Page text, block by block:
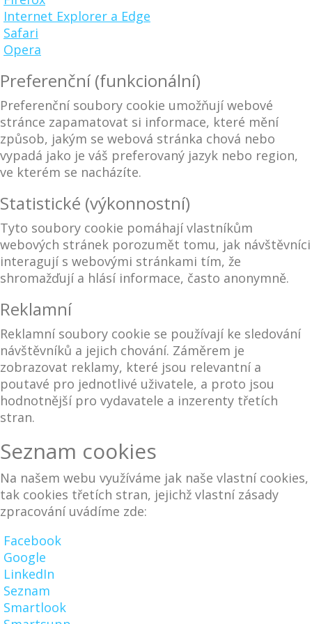
Internet Explorer a Edge
Safari
Opera
Preferenční (funkcionální)
Preferenční soubory cookie umožňují webové
stránce zapamatovat si informace, které mění
způsob, jakým se webová stránka chová nebo
vypadá jako je váš preferovaný jazyk nebo region,
ve kterém se nacházíte.
Statistické (výkonnostní)
Tyto soubory cookie pomáhají vlastníkům
webových stránek porozumět tomu, jak návštěvníci
interagují s webovými stránkami tím, že
shromažďují a hlásí informace, často anonymně.
Reklamní
Reklamní soubory cookie se používají ke sledování
návštěvníků a jejich chování. Záměrem je
zobrazovat reklamy, které jsou relevantní a
poutavé pro jednotlivé uživatele, a proto jsou
hodnotnější pro vydavatele a inzerenty třetích
stran.
Seznam cookies
Na našem webu využíváme jak naše vlastní cookies,
tak cookies třetích stran, jejichž vlastní zásady
zpracování uvádíme zde:
Facebook
Google
LinkedIn
Seznam
Smartlook